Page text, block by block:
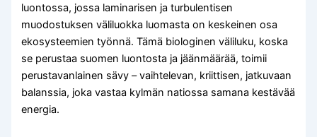
luontossa, jossa laminarisen ja turbulentisen
muodostuksen väliluokka luomasta on keskeinen osa
ekosysteemien työnnä. Tämä biologinen väliluku, koska
se perustaa suomen luontosta ja jäänmäärää, toimii
perustavanlainen sävy – vaihtelevan, kriittisen, jatkuvaan
balanssia, joka vastaa kylmän natiossa samana kestävää
energia.